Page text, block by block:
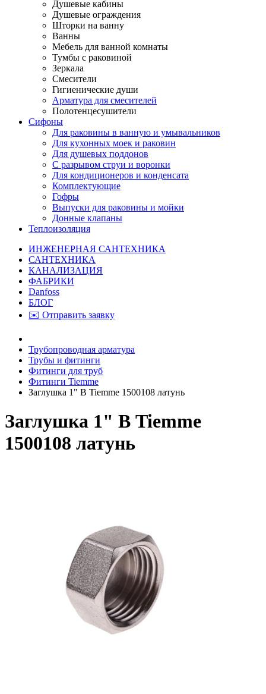
Душевые кабины
Душевые ограждения
Шторки на ванну
Ванны
Мебель для ванной комнаты
Тумбы с раковиной
Зеркала
Смесители
Гигиенические души
Арматура для смесителей
Полотенцесушители
Сифоны
Для раковины в ванную и умывальников
Для кухонных моек и раковин
Для душевых поддонов
С разрывом струи и воронки
Для кондиционеров и конденсата
Комплектующие
Гофры
Выпуски для раковины и мойки
Донные клапаны
Теплоизоляция
ИНЖЕНЕРНАЯ САНТЕХНИКА
САНТЕХНИКА
КАНАЛИЗАЦИЯ
ФАБРИКИ
Danfoss
БЛОГ
✉️ Отправить заявку
Трубопроводная арматура
Трубы и фитинги
Фитинги для труб
Фитинги Tiemme
Заглушка 1" В Tiemme 1500108 латунь
Заглушка 1" В Tiemme
1500108 латунь